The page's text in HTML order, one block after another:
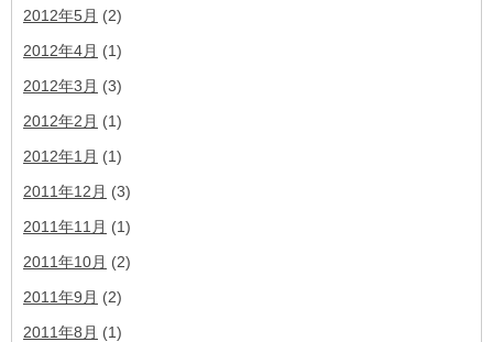
2012年5月 (2)
2012年4月 (1)
2012年3月 (3)
2012年2月 (1)
2012年1月 (1)
2011年12月 (3)
2011年11月 (1)
2011年10月 (2)
2011年9月 (2)
2011年8月 (1)